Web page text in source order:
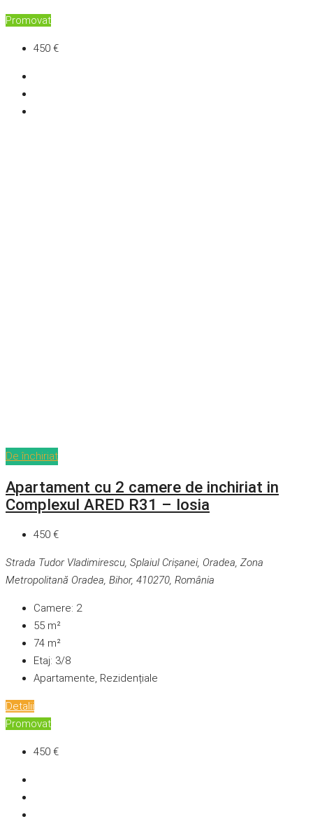
Promovat
450 €
De închiriat
Apartament cu 2 camere de inchiriat in
Complexul ARED R31 – Iosia
450 €
Strada Tudor Vladimirescu, Splaiul Crișanei, Oradea, Zona
Metropolitană Oradea, Bihor, 410270, România
Camere: 2
55 m²
74 m²
Etaj: 3/8
Apartamente, Rezidențiale
Detalii
Promovat
450 €